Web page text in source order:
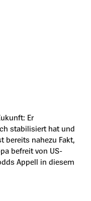
Er
stabilisiert hat und
bereits nahezu Fakt,
befreit von US-
Appell in diesem